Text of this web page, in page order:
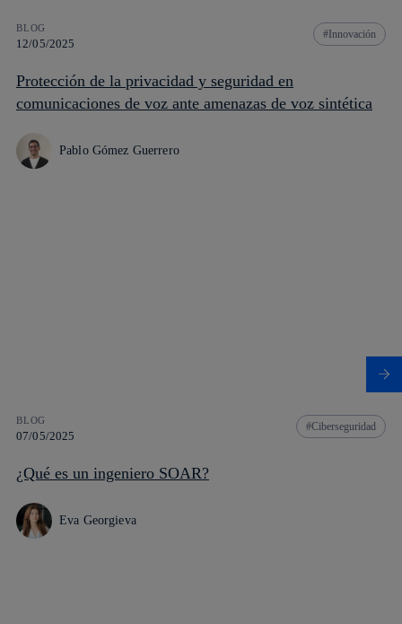
BLOG
12/05/2025
Innovación
Protección de la privacidad y seguridad en
comunicaciones de voz ante amenazas de voz sintética
Pablo Gómez Guerrero
BLOG
07/05/2025
Ciberseguridad
¿Qué es un ingeniero SOAR?
Eva Georgieva